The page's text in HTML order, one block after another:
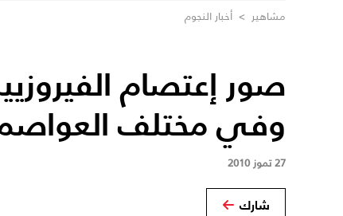
مشاهير > أخبار النجوم
صور إعتصام
وفي مختلف العواصم
27 تموز 2010
شارك